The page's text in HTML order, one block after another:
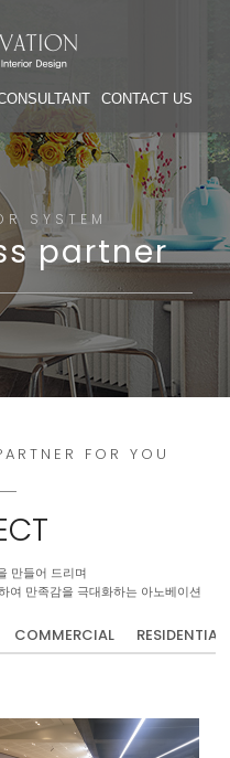
CONTACT US
SYSTEM
partner
FOR YOU
만들어 드리며
여 만족감을 극대화하는 아노베이션
COMMERCIAL RESIDENTIAL